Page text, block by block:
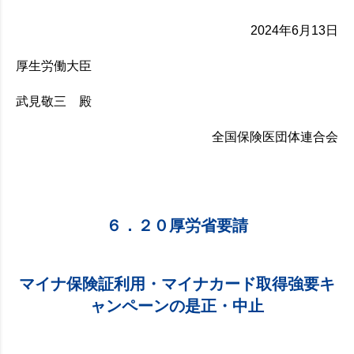
2024年6月13日
厚生労働大臣
武見敬三 殿
全国保険医団体連合会
６．２０厚労省要請
マイナ保険証利用・マイナカード取得強要キ
ャンペーンの是正・中止